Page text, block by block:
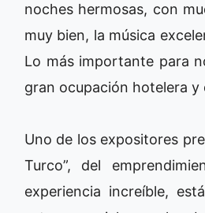
noches hermosas, con
muy bien, la música
Lo más importante para
gran ocupación hotelera y
Uno de los expositores
Turco”, del
experiencia increíble,